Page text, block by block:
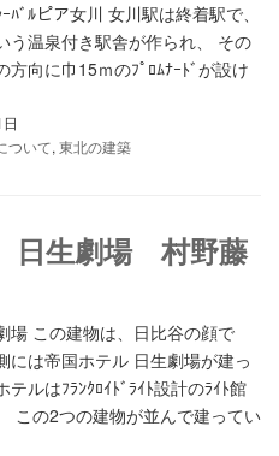
ﾞﾙピア女川 女川駅は終着駅で、
う温泉付き駅舎が作られ、 その
向に巾15ｍのﾌﾟﾛﾑﾅｰﾄﾞが設け
ついて, 東北の建築
日生劇場 村野藤
場 この建物は、日比谷の顔で
には帝国ホテル 日生劇場が建っ
ルはﾌﾗﾝｸﾛｲﾄﾞﾗｲﾄ設計のﾗｲﾄ館
この2つの建物が並んで建ってい